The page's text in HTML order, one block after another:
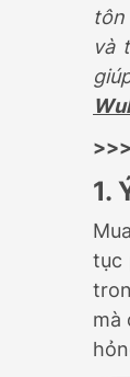
tôn
và
1.
tục
mà